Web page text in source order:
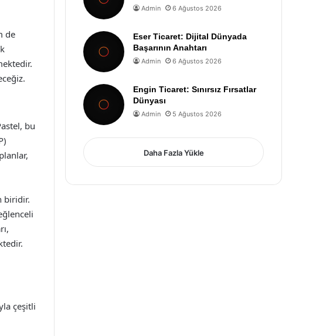
de
bu
biridir.
çeşitli
Admin 6 Ağustos 2026
Eser Ticaret: Dijital Dünyada
Başarının Anahtarı
Admin 6 Ağustos 2026
Engin Ticaret: Sınırsız Fırsatlar
Dünyası
Admin 5 Ağustos 2026
Daha Fazla Yükle